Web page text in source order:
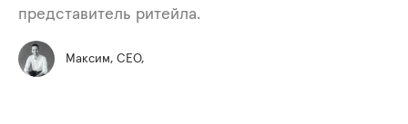
представитель ритейла.
Максим, СЕО,